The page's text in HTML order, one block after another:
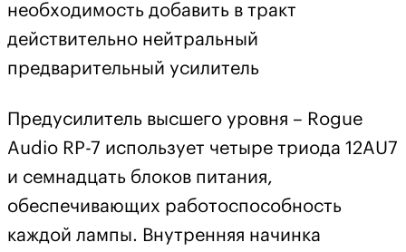
необходимость добавить в тракт
действительно нейтральный
предварительный усилитель
Предусилитель высшего уровня – Rogue
Audio RP-7 использует четыре триода 12AU7
и семнадцать блоков питания,
обеспечивающих работоспособность
каждой лампы. Внутренняя начинка